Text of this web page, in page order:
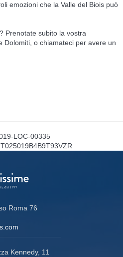
emozioni che la Valle del Biois può
Prenotate subito la vostra
Dolomiti, o chiamateci per avere un
LOC-00335
Roma 76
Kennedy, 11